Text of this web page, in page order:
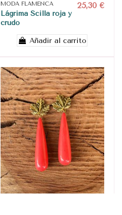
MODA FLAMENCA
Lágrima Scilla roja y
crudo
25,30 €
Añadir al carrito